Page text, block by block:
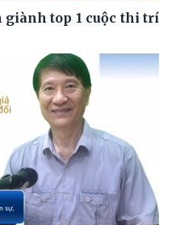
top 1 cuộc thi trí